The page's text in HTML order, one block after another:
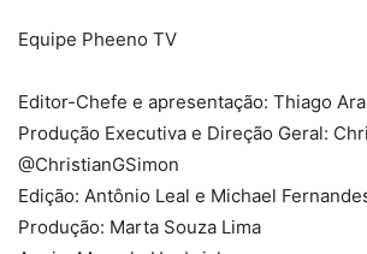
Equipe Pheeno TV
Editor-Chefe e apresentação: Thiago
Produção Executiva e Direção Geral:
@ChristianGSimon
Edição: Antônio Leal e Michael
Produção: Marta Souza Lima